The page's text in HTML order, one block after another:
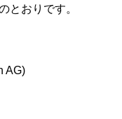
とおりです。
AG)